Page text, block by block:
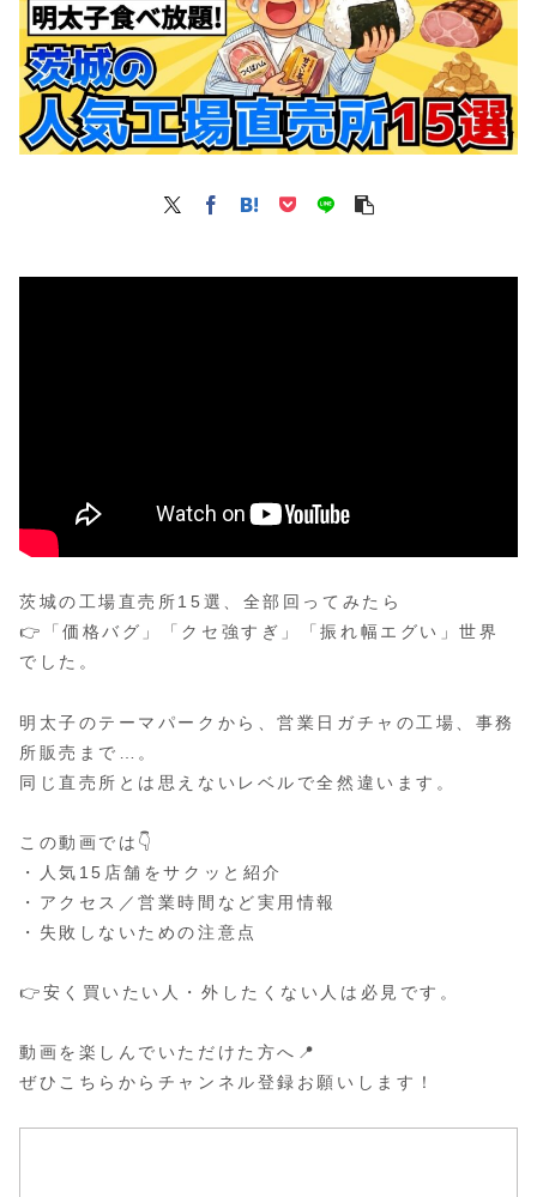
茨城の工場直売所15選、全部回ってみたら
👉「価格バグ」「クセ強すぎ」「振れ幅エグい」世界
でした。
明太子のテーマパークから、営業日ガチャの工場、事務
所販売まで…。
同じ直売所とは思えないレベルで全然違います。
この動画では👇
・人気15店舗をサクッと紹介
・アクセス／営業時間など実用情報
・失敗しないための注意点
👉安く買いたい人・外したくない人は必見です。
動画を楽しんでいただけた方へ📍
ぜひこちらからチャンネル登録お願いします！